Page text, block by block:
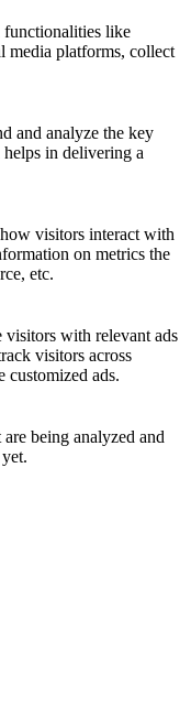
functionalities like
media platforms, collect
and analyze the key
in delivering a
visitors interact with
on metrics the
etc.
visitors with relevant ads
visitors across
customized ads.
being analyzed and